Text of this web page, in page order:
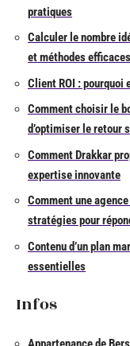
pratiques
Calculer le nombre
et méthodes efficaces
Client ROI : pourquoi
Comment choisir le
d’optimiser le retour
Comment Drakkar
expertise innovante
Comment une
stratégies pour
Contenu d’un plan
essentielles
Infos